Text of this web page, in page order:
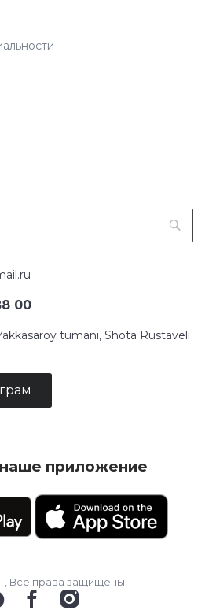
00
tumani, Shota Rustaveli
приложение
Все права защищены